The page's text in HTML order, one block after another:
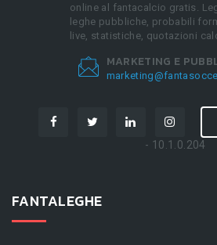
online al fantacalcio gratis.
leghe pubbliche, probabili
live, statistiche, quotazioni
MARKETING E
- 10.1.0.204
FANTALEGHE